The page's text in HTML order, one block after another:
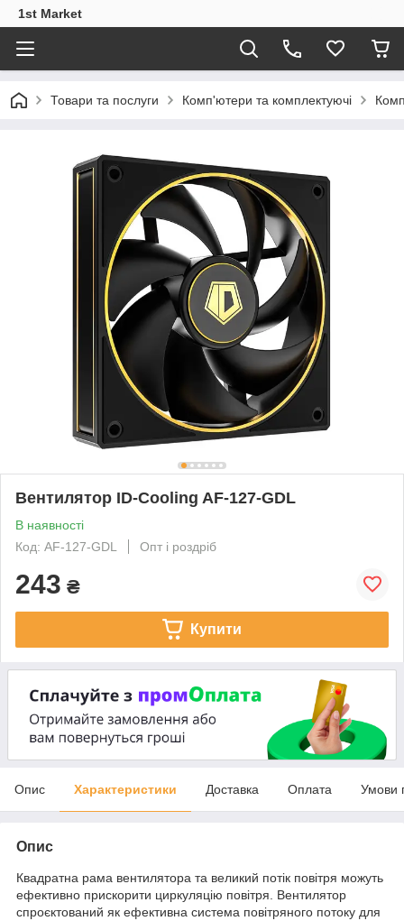
1st Market
Товари та послуги Комп'ютери та комплектуючі
Вентилятор ID-Cooling AF-127-GDL
В наявності
Код: AF-127-GDL
Опт і роздріб
243 ₴
Купити
Опис Характеристики Доставка Оплата Умови
Опис
Квадратна рама вентилятора та великий потік повітря можуть
ефективно прискорити циркуляцію повітря. Вентилятор
спроєктований як ефективна система повітряного потоку для